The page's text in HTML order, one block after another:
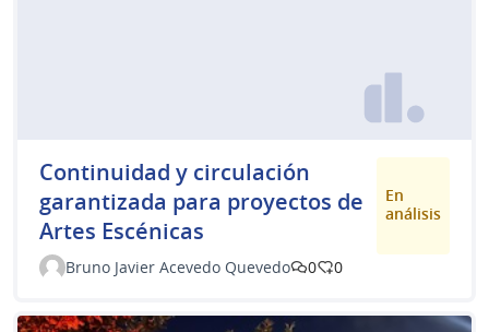
Continuidad y circulación
garantizada para proyectos de
Artes Escénicas
En
análisis
Bruno Javier Acevedo Quevedo 0 0